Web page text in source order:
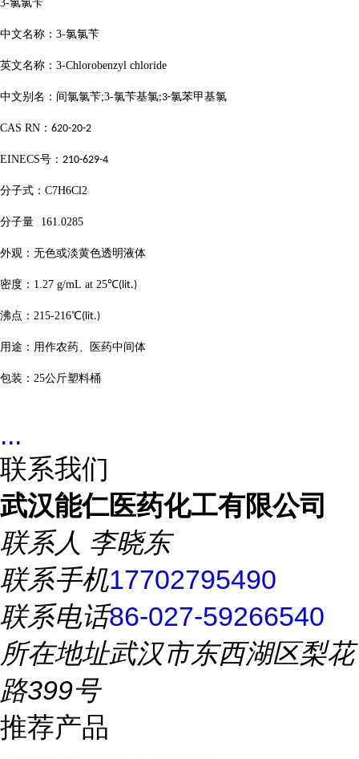
3-氯氯苄
中文名称： 3-氯氯苄
英文名称： 3-Chlorobenzyl chloride
中文别名：间氯氯苄;3-氯苄基氯;3-氯苯甲基氯
CAS RN ： 620-20-2
EINECS号： 210-629-4
分子式： C7H6Cl2
分子量 161.0285
外观：无色或淡黄色透明液体
密度： 1.27 g/mL at 25℃(lit.)
沸点： 215-216℃(lit.)
用途：用作农药、医药中间体
包装： 25公斤塑料桶
...
联系我们
武汉能仁医药化工有限公司
联系人 李晓东
联系手机17702795490
联系电话86-027-59266540
所在地址武汉市东西湖区梨花
路399号
推荐产品